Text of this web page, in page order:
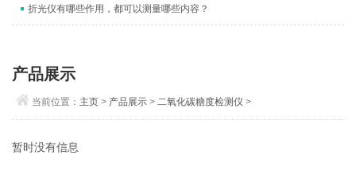
折光仪有哪些作用，都可以测量哪些内容？
产品展示
当前位置： 主页 > 产品展示 > 二氧化碳糖度检测仪 >
暂时没有信息